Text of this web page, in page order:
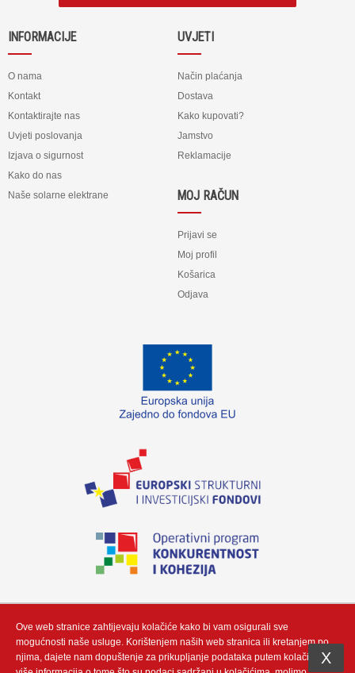
INFORMACIJE
O nama
Kontakt
Kontaktirajte nas
Uvjeti poslovanja
Izjava o sigurnost
Kako do nas
Naše solarne elektrane
UVJETI
Način plaćanja
Dostava
Kako kupovati?
Jamstvo
Reklamacije
MOJ RAČUN
Prijavi se
Moj profil
Košarica
Odjava
„Izradu internetske stranice sufinancirala je Europska unija iz Europskog fonda
Neutrino Tau d.o.o“
Ove web stranice zahtijevaju kolačiće kako bi vam osigurali sve
mogućnosti naše usluge. Korištenjem naših web stranica ili kretanjem po
njima, dajete nam dopuštenje za prikupljanje podataka putem kolačić. Za
X